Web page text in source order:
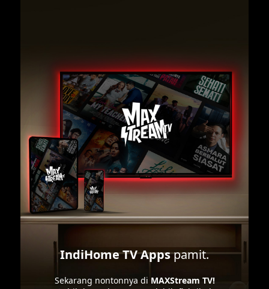
IndiHome TV Appspamit.
Sekarang nontonnya di MAXStream TV!